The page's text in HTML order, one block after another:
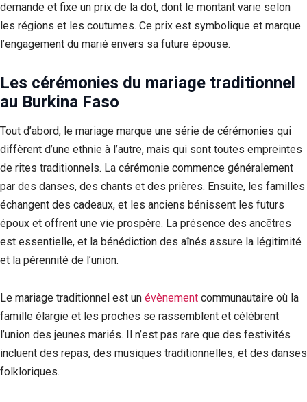
demande et fixe un prix de la dot, dont le montant varie selon
les régions et les coutumes. Ce prix est symbolique et marque
l’engagement du marié envers sa future épouse.
Les cérémonies du mariage traditionnel
au Burkina Faso
Tout d’abord, le mariage marque une série de cérémonies qui
diffèrent d’une ethnie à l’autre, mais qui sont toutes empreintes
de rites traditionnels. La cérémonie commence généralement
par des danses, des chants et des prières. Ensuite, les familles
échangent des cadeaux, et les anciens bénissent les futurs
époux et offrent une vie prospère. La présence des ancêtres
est essentielle, et la bénédiction des aînés assure la légitimité
et la pérennité de l’union.
Le mariage traditionnel est un évènement communautaire où la
famille élargie et les proches se rassemblent et célébrent
l’union des jeunes mariés. Il n’est pas rare que des festivités
incluent des repas, des musiques traditionnelles, et des danses
folkloriques.